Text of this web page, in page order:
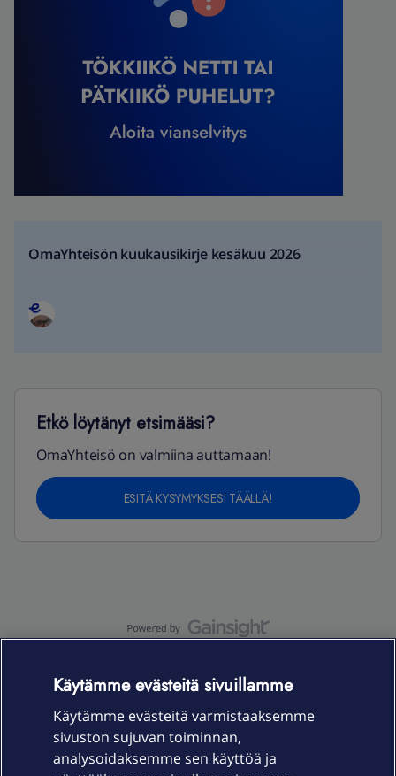
OmaYhteisön kuukausikirje kesäkuu 2026
Etkö löytänyt etsimääsi?
OmaYhteisö on valmiina auttamaan!
ESITÄ KYSYMYKSESI TÄÄLLÄ!
Laitteet & liittymät
Käytämme evästeitä sivuillamme
Käytämme evästeitä varmistaaksemme
sivuston sujuvan toiminnan,
analysoidaksemme sen käyttöä ja